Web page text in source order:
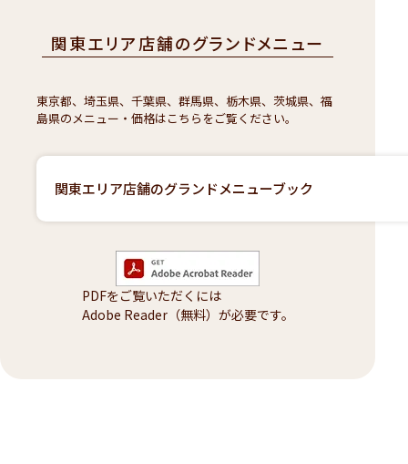
関東エリア店舗のグランドメニュー
東京都、埼玉県、千葉県、群馬県、栃木県、茨城県、福
島県のメニュー・価格はこちらをご覧ください。
関東エリア店舗のグランドメニューブック
PDFをご覧いただくには
Adobe Reader（無料）が必要です。